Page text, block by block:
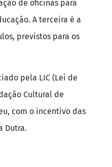
de oficinas para
A terceira é a
previstos para os
pela LIC (Lei de
Cultural de
com o incentivo das
Dutra.